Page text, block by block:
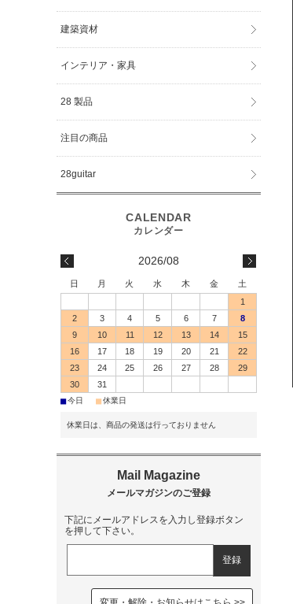
建築資材
インテリア・家具
28 製品
注目の商品
28guitar
2026/08
日 月 火 水 木 金
土
1
2
3 4 5 6 7
8
9
10 11 12 13 14
15
16
17 18 19 20 21
22
23
24 25 26 27 28
29
30
31
■今日 ■休業日
休業日は、商品の発送は行っておりません
下記にメールアドレスを入力し登録ボタン
を押して下さい。